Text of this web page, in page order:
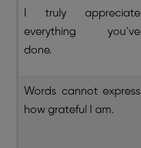
I truly appreciate
everything you’ve
done.
Words cannot express
how grateful I am.